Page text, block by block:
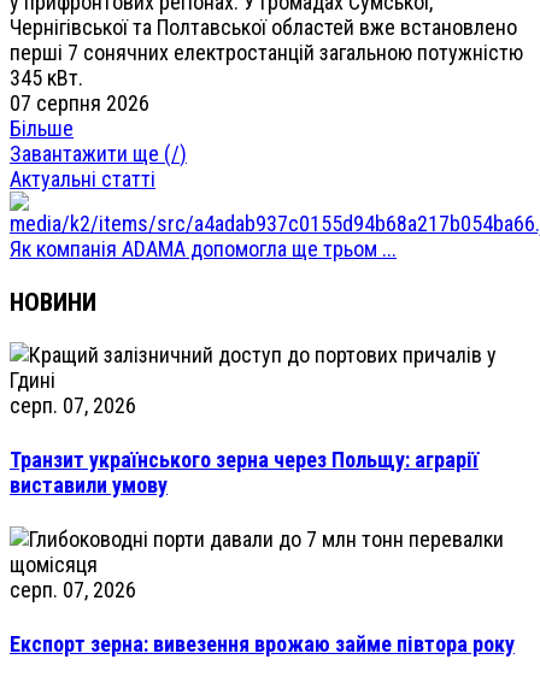
Чернігівської та Полтавської областей вже встановлено
перші 7 сонячних електростанцій загальною потужністю
345 кВт.
07 серпня 2026
Більше
Завантажити ще (/)
Актуальні статті
Як компанія ADAMA допомогла ще трьом ...
НОВИНИ
серп. 07, 2026
Транзит українського зерна через Польщу: аграрії
виставили умову
серп. 07, 2026
Експорт зерна: вивезення врожаю займе півтора року